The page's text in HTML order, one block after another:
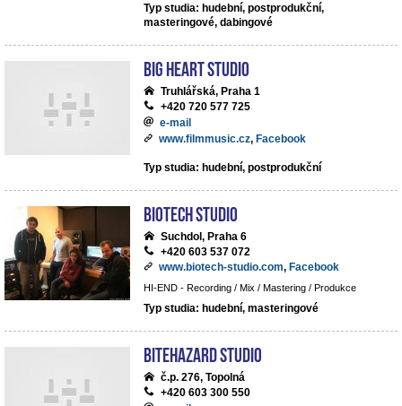
Typ studia: hudební, postprodukční,
masteringové, dabingové
Big Heart Studio
Truhlářská, Praha 1
+420 720 577 725
e-mail
www.filmmusic.cz, Facebook
Typ studia: hudební, postprodukční
BIOTECH STUDIO
Suchdol, Praha 6
+420 603 537 072
www.biotech-studio.com, Facebook
HI-END - Recording / Mix / Mastering / Produkce
Typ studia: hudební, masteringové
BiteHazard Studio
č.p. 276, Topolná
+420 603 300 550